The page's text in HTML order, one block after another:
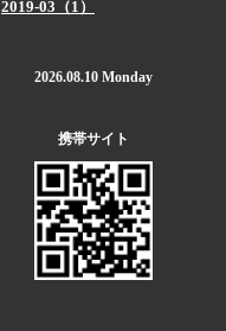
2019-03（1）
2026.08.10 Monday
携帯サイト